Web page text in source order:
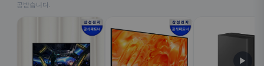
공받습니다.
▶